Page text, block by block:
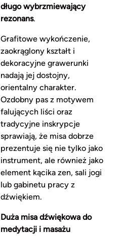
długo wybrzmiewający
rezonans.
Grafitowe wykończenie,
zaokrąglony kształt i
dekoracyjne grawerunki
nadają jej dostojny,
orientalny charakter.
Ozdobny pas z motywem
falujących liści oraz
tradycyjne inskrypcje
sprawiają, że misa dobrze
prezentuje się nie tylko jako
instrument, ale również jako
element kącika zen, sali jogi
lub gabinetu pracy z
dźwiękiem.
Duża misa dźwiękowa do
medytacji i masażu